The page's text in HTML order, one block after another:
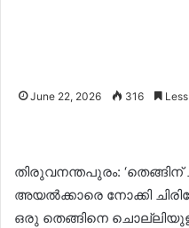
June 22, 2026 316
തിരുവനന്തപുരം: ‘തെങ്ങിന്
അയൽക്കാരെ നോക്കി
ഒരു തെങ്ങിനെ